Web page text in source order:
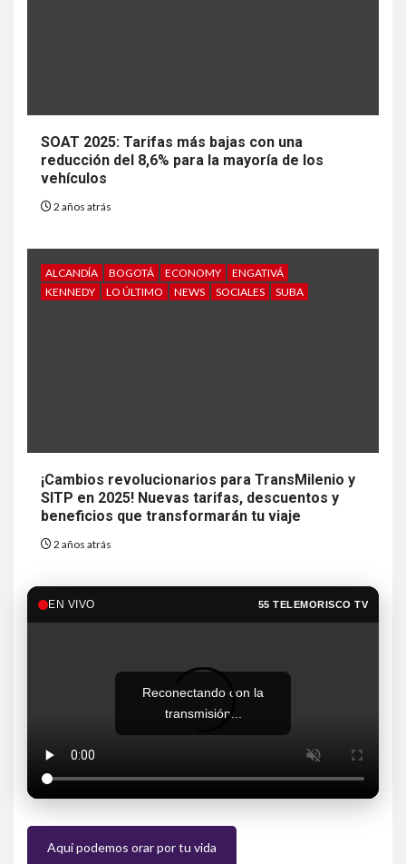
SOAT 2025: Tarifas más bajas con una
reducción del 8,6% para la mayoría de los
vehículos
2 años atrás
ALCANDÍA BOGOTÁ ECONOMY
ENGATIVÁ
KENNEDY
LO ÚLTIMO NEWS SOCIALES SUBA
¡Cambios revolucionarios para TransMilenio y
SITP en 2025! Nuevas tarifas, descuentos y
beneficios que transformarán tu viaje
2 años atrás
EN VIVO 55 TELEMORISCO TV
Reconectando con la
transmisión...
Aqui podemos orar por tu vida